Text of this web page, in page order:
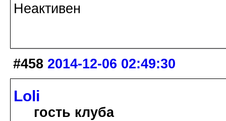
Неактивен
#458 2014-12-06 02:49:30
Loli
гость клуба